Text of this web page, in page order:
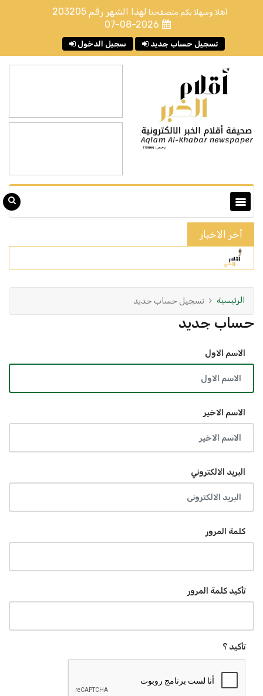
أهلا وسهلا بكم متصفحنا لهذا الشهر رقم 203205
07-08-2026
سجيل الدخول تسجيل حساب جديد
أخر الاخبار
الرئيسية تسجيل حساب جديد
حساب جديد
الاسم الاول
الاسم الاخير
البريد الالكتروني
كلمة المرور
تأكيد كلمة المرور
تأكيد ؟